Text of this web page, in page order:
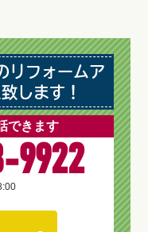
リフォームア
します！
できます
9922